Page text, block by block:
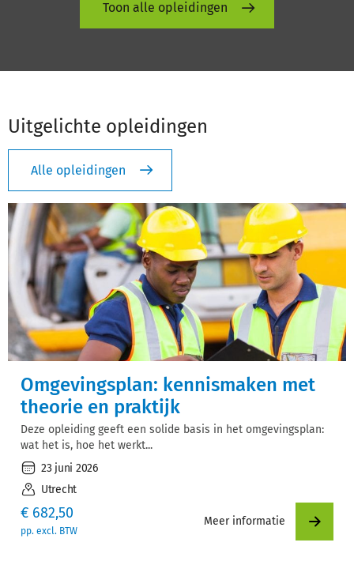
Toon alle opleidingen
Uitgelichte opleidingen
Alle opleidingen
Omgevingsplan: kennismaken met
theorie en praktijk
Deze opleiding geeft een solide basis in het omgevingsplan:
wat het is, hoe het werkt...
23 juni 2026
Utrecht
pp. excl. BTW
€ 682,50 Meer informatie